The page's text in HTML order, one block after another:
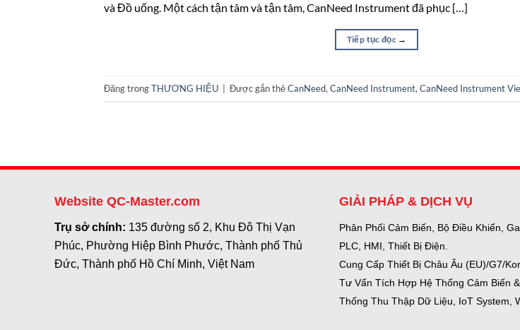
và Đồ uống. Một cách tận tâm và tận tâm, CanNeed Instrument đã phục […]
Tiếp tục đọc →
Đăng trongTHƯƠNG HIỆU Được gắn thẻCanNeed, CanNeed Instrument, CanNeed Instrument
Website QC-Master.com
Trụ sở chính: 135 đường số 2, Khu Đô Thị Vạn
Phúc, Phường Hiệp Bình Phước, Thành phố Thủ
Đức, Thành phố Hồ Chí Minh, Việt Nam
GIẢI PHÁP & DỊCH VỤ
Phân Phối Cảm Biến, Bộ Điều Khiển,
PLC, HMI, Thiết Bị Điện.
Cung Cấp Thiết Bị Châu Âu (EU)/G7/
Tư Vấn Tích Hợp Hệ Thống Cảm Biến
Thống Thu Thập Dữ Liệu, IoT System,